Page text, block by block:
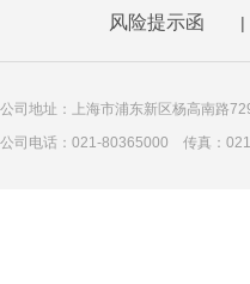
风险提示函 |
公司地址：上海市浦东新区杨高南路
公司电话：021-80365000 传真：